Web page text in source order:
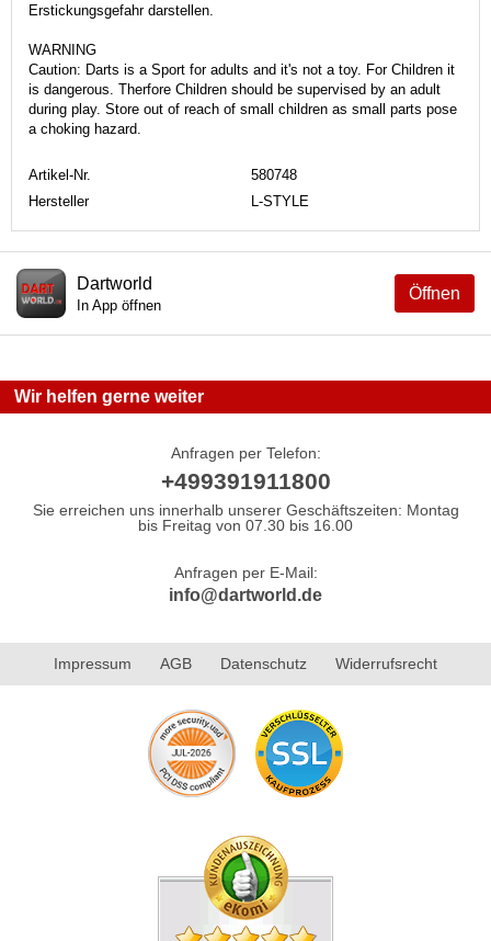
Erstickungsgefahr darstellen.
WARNING
Caution: Darts is a Sport for adults and it's not a toy. For Children it
is dangerous. Therfore Children should be supervised by an adult
during play. Store out of reach of small children as small parts pose
a choking hazard.
Artikel-Nr.
580748
Hersteller
L-STYLE
Öffnen
Dartworld
In App öffnen
Wir helfen gerne weiter
Anfragen per Telefon:
+499391911800
Sie erreichen uns innerhalb unserer Geschäftszeiten: Montag
bis Freitag von 07.30 bis 16.00
Anfragen per E-Mail:
info@dartworld.de
Impressum AGB Datenschutz Widerrufsrecht